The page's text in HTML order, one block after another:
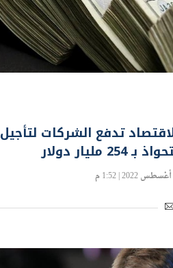
تدفع الشركات لتأجيل
دولار